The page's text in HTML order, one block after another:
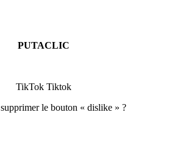
PUTACLIC
TikTok Tiktok
supprimerle bouton « dislike » ?